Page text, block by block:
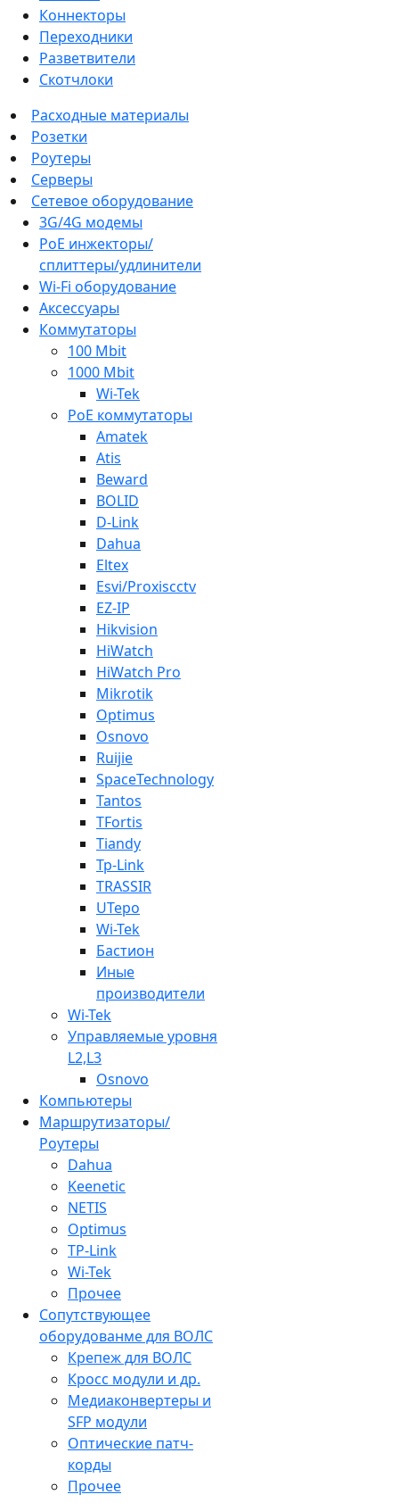
Коннекторы
Переходники
Разветвители
Скотчлоки
Расходные материалы
Розетки
Роутеры
Серверы
Сетевое оборудование
3G/4G модемы
PoE инжекторы/
сплиттеры/удлинители
Wi-Fi оборудование
Аксессуары
Коммутаторы
100 Mbit
1000 Mbit
Wi-Tek
PoE коммутаторы
Amatek
Atis
Beward
BOLID
D-Link
Dahua
Eltex
Esvi/Proxiscctv
EZ-IP
Hikvision
HiWatch
HiWatch Pro
Mikrotik
Optimus
Osnovo
Ruijie
SpaceTechnology
Tantos
TFortis
Tiandy
Tp-Link
TRASSIR
UTepo
Wi-Tek
Бастион
Иные
производители
Wi-Tek
Управляемые уровня
L2,L3
Osnovo
Компьютеры
Маршрутизаторы/
Роутеры
Dahua
Keenetic
NETIS
Optimus
TP-Link
Wi-Tek
Прочее
Сопутствующее
оборудованме для ВОЛС
Крепеж для ВОЛС
Кросс модули и др.
Медиаконвертеры и
SFP модули
Оптические патч-
корды
Прочее